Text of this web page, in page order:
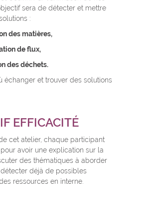
sera de détecter et mettre
:
des matières,
de flux,
des déchets.
échanger et trouver des solutions
EFFICACITÉ
cet atelier, chaque participant
avoir une explication sur la
des thématiques à aborder
déjà de possibles
ressources en interne.